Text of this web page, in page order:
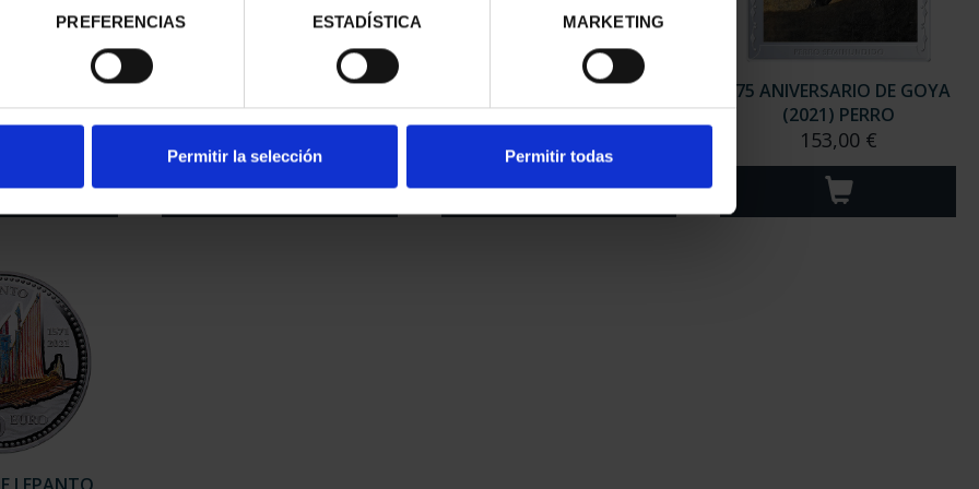
PREFERENCIAS ESTADÍSTICA MARKETING
Permitir la selección Permitir todas
275 ANIVERSARIO DE GOYA
(2021) QUITASOL
275 ANIVERSARIO DE GOYA
(2021) LA COMETA
275 ANIVERSARIO DE GOYA
(2021) PERRO
153,00 €